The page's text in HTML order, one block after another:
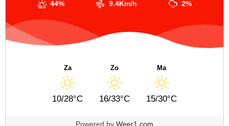
44% 9.4Km/h 2%
Za
10/28°C
Zo
16/33°C
Ma
15/30°C
Powered by Weer1.com